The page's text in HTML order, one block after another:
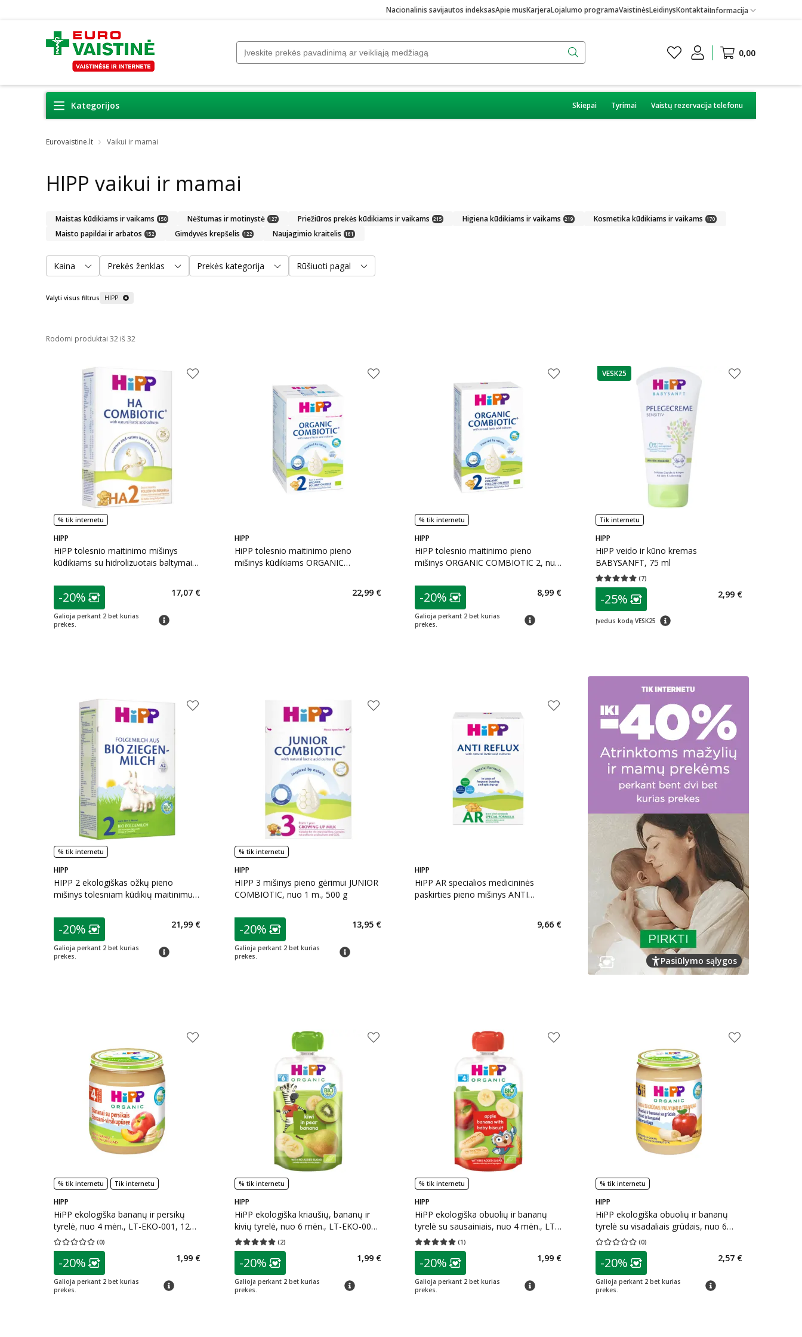
Nacionalinis savijautos indeksasApie musKarjeraLojalumo programaVaistinėsLeidinysKontaktaiInformacija
0,00
Kategorijos Skiepai Tyrimai Vaistų rezervacija telefonu
Eurovaistine.lt Vaikui ir mamai
HIPP vaikui ir mamai
Maistas kūdikiams ir vaikams 150 Nėštumas ir motinystė 127 Priežiūros prekės kūdikiams ir vaikams 215 Higiena kūdikiams ir vaikams 219 Kosmetika kūdikiams ir vaikams 170
Maisto papildai ir arbatos 152 Gimdyvės krepšelis 122 Naujagimio kraitelis 161
Kaina Prekės ženklas Prekės kategorija Rūšiuoti pagal
Valyti visus filtrus HIPP
Rodomi produktai 32 iš 32
% tik internetu
HIPP
HiPP tolesnio maitinimo mišinys
kūdikiams su hidrolizuotais baltymais
patarimas
Lojalumo klubo narių nuolaida
-20%
Galioja perkant 2 bet kurias
prekes.
patarimas
17,07 €
HIPP
HiPP tolesnio maitinimo pieno
mišinys kūdikiams ORGANIC
22,99 €
% tik internetu
HIPP
HiPP tolesnio maitinimo pieno
mišinys ORGANIC COMBIOTIC 2, nuo
patarimas
Lojalumo klubo narių nuolaida:
-20%
Galioja perkant 2 bet kurias
prekes.
patarimas
8,99 €
patarimas
VESK25
Tik internetu
HIPP
HiPP veido ir kūno kremas
BABYSANFT, 75 ml
(7)
Vidutinis įvertinimas 5.00
patarimas
Lojalumo klubo narių nuolaida
-25%
Įvedus kodą VESK25 patarimas
2,99 €
% tik internetu
HIPP
HIPP 2 ekologiškas ožkų pieno
mišinys tolesniam kūdikių maitinimui
patarimas
Lojalumo klubo narių nuolaida:
-20%
Galioja perkant 2 bet kurias
prekes.
patarimas
21,99 €
% tik internetu
HIPP
HIPP 3 mišinys pieno gėrimui JUNIOR
COMBIOTIC, nuo 1 m., 500 g
patarimas
Lojalumo klubo narių nuolaida
-20%
Galioja perkant 2 bet kurias
prekes.
patarimas
13,95 €
HIPP
HiPP AR specialios medicininės
paskirties pieno mišinys ANTI
9,66 €
Pasiūlymo sąlygos
% tik internetu Tik internetu
HIPP
HiPP ekologiška bananų ir persikų
tyrelė, nuo 4 mėn., LT-EKO-001, 125
g
(0)
Vidutinis įvertinimas 0.00
patarimas
Lojalumo klubo narių nuolaida:
-20%
Galioja perkant 2 bet kurias
prekes.
patarimas
1,99 €
% tik internetu
HIPP
HiPP ekologiška kriaušių, bananų ir
kivių tyrelė, nuo 6 mėn., LT-EKO-001,
100 g
(2)
Vidutinis įvertinimas 5.00
patarimas
Lojalumo klubo narių nuolaida:
-20%
Galioja perkant 2 bet kurias
prekes.
patarimas
1,99 €
% tik internetu
HIPP
HiPP ekologiška obuolių ir bananų
tyrelė su sausainiais, nuo 4 mėn., LT-
EKO-001, 100 g
(1)
Vidutinis įvertinimas 5.00
patarimas
Lojalumo klubo narių nuolaida:
-20%
Galioja perkant 2 bet kurias
prekes.
patarimas
1,99 €
% tik internetu
HIPP
HiPP ekologiška obuolių ir bananų
tyrelė su visadaliais grūdais, nuo 6
mėn., LT-EKO-001, 190 g
(0)
Vidutinis įvertinimas 0.00
patarimas
Lojalumo klubo narių nuolaida
-20%
Galioja perkant 2 bet kurias
prekes.
patarimas
2,57 €